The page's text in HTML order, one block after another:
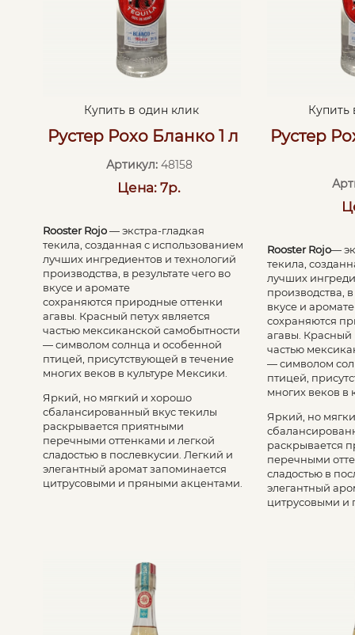
Купить в один клик
Рустер Рохо Бланко 1 л
Артикул:48158
Цена: 7р.
Rooster Rojo— экстра-гладкая
текила, созданная с использованием
лучших ингредиентов и технологий
производства, в результате чего во
вкусе и аромате
сохраняются природные оттенки
агавы. Красный петух является
частью мексиканской самобытности
— символом солнца и особенной
птицей, присутствующей в течение
многих веков в культуре Мексики.
Яркий, но мягкий и хорошо
сбалансированный вкус текилы
раскрывается приятными
перечными оттенками и легкой
сладостью в послевкусии. Легкий и
элегантный аромат запоминается
цитрусовыми и пряными акцентами.
Купить
Рустер
Rooster Rojo—
текила,
лучших
производства, в
вкусе и аромате
сохраняются
агавы. Красный
частью
— символом
птицей,
многих веков в
Яркий, но
раскрывается
перечными
сладостью в
элегантный
цитрусовыми и